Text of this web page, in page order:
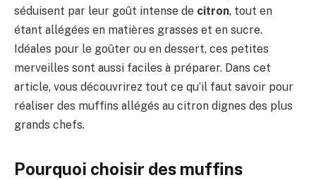
séduisent par leur goût intense de citron, tout en
étant allégées en matières grasses et en sucre.
Idéales pour le goûter ou en dessert, ces petites
merveilles sont aussi faciles à préparer. Dans cet
article, vous découvrirez tout ce qu’il faut savoir pour
réaliser des muffins allégés au citron dignes des plus
grands chefs.
Pourquoi choisir des muffins